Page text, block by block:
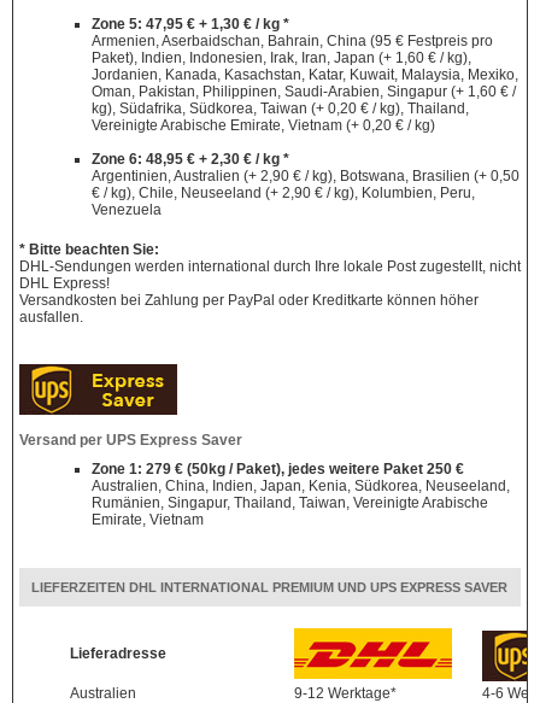
Zone 5: 47,95 € + 1,30 € / kg *
Armenien, Aserbaidschan, Bahrain, China (95 € Festpreis pro
Paket), Indien, Indonesien, Irak, Iran, Japan (+ 1,60 € / kg),
Jordanien, Kanada, Kasachstan, Katar, Kuwait, Malaysia, Mexiko,
Oman, Pakistan, Philippinen, Saudi-Arabien, Singapur (+ 1,60 € /
kg), Südafrika, Südkorea, Taiwan (+ 0,20 € / kg), Thailand,
Vereinigte Arabische Emirate, Vietnam (+ 0,20 € / kg)
Zone 6: 48,95 € + 2,30 € / kg *
Argentinien, Australien (+ 2,90 € / kg), Botswana, Brasilien (+ 0,50
€ / kg), Chile, Neuseeland (+ 2,90 € / kg), Kolumbien, Peru,
Venezuela
* Bitte beachten Sie:
DHL-Sendungen werden international durch Ihre lokale Post zugestellt, nicht
DHL Express!
Versandkosten bei Zahlung per PayPal oder Kreditkarte können höher
ausfallen.
Versand per UPS Express Saver
Zone 1: 279 € (50kg / Paket), jedes weitere Paket 250 €
Australien, China, Indien, Japan, Kenia, Südkorea, Neuseeland,
Rumänien, Singapur, Thailand, Taiwan, Vereinigte Arabische
Emirate, Vietnam
LIEFERZEITEN DHL INTERNATIONAL PREMIUM UND UPS EXPRESS SAVER
Lieferadresse
Australien 9-12 Werktage*
4-6